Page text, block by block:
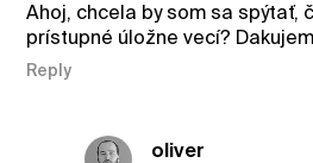
Ahoj, chcela by som sa spýtať,
prístupné úložne vecí? Dakujem
Reply
oliver